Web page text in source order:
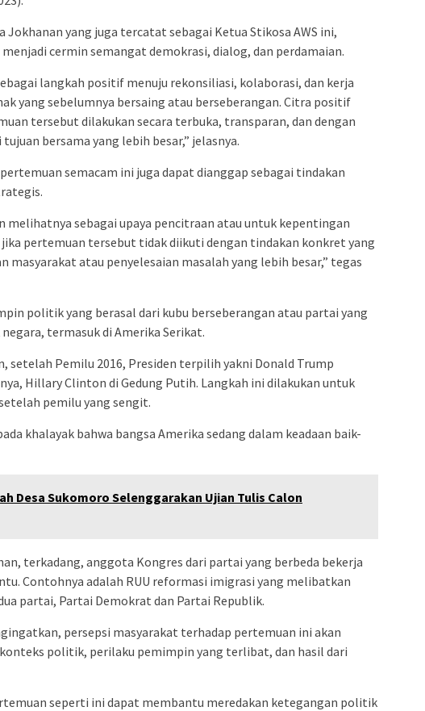
yang juga tercatat sebagai Ketua Stikosa AWS ini,
cermin semangat demokrasi, dialog, dan perdamaian.
langkah positif menuju rekonsiliasi, kolaborasi, dan kerja
yang sebelumnya bersaing atau berseberangan. Citra positif
tersebut dilakukan secara terbuka, transparan, dan dengan
bersama yang lebih besar,” jelasnya.
semacam ini juga dapat dianggap sebagai tindakan
melihatnya sebagai upaya pencitraan atau untuk kepentingan
pertemuan tersebut tidak diikuti dengan tindakan konkret yang
masyarakat atau penyelesaian masalah yang lebih besar,” tegas
politik yang berasal dari kubu berseberangan atau partai yang
termasuk di Amerika Serikat.
setelah Pemilu 2016, Presiden terpilih yakni Donald Trump
Hillary Clinton di Gedung Putih. Langkah ini dilakukan untuk
pemilu yang sengit.
khalayak bahwa bangsa Amerika sedang dalam keadaan baik-
Desa Sukomoro Selenggarakan Ujian Tulis Calon
terkadang, anggota Kongres dari partai yang berbeda bekerja
Contohnya adalah RUU reformasi imigrasi yang melibatkan
partai, Partai Demokrat dan Partai Republik.
persepsi masyarakat terhadap pertemuan ini akan
politik, perilaku pemimpin yang terlibat, dan hasil dari
seperti ini dapat membantu meredakan ketegangan politik